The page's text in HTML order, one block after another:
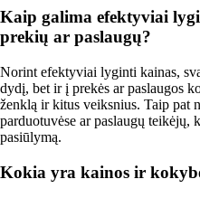
Kaip galima efektyviai
prekių ar paslaugų?
Norint efektyviai lyginti kainas,
dydį, bet ir į prekės ar paslaugos
ženklą ir kitus veiksnius. Taip pat
parduotuvėse ar paslaugų teikėjų,
pasiūlymą.
Kokia yra kainos ir